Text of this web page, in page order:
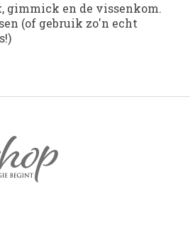
gimmick en de vissenkom.
(of gebruik zo'n echt